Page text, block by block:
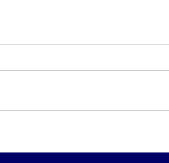
geopolítica no Oriente